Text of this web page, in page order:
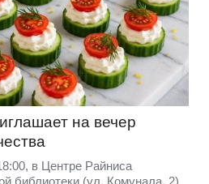
на вечер
в Центре Райниса